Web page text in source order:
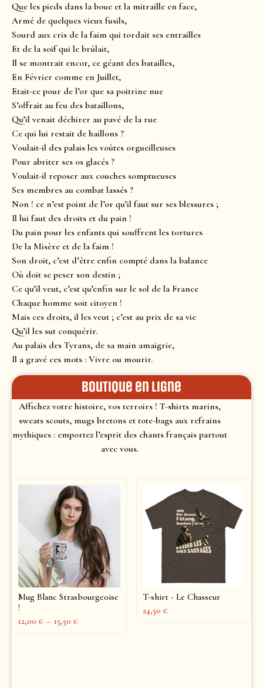
Que les pieds dans la boue et la mitraille en face,
Armé de quelques vieux fusils,
Sourd aux cris de la faim qui tordait ses entrailles
Et de la soif qui le brûlait,
Il se montrait encor, ce géant des batailles,
En Février comme en Juillet,
Etait-ce pour de l’or que sa poitrine nue
S’offrait au feu des bataillons,
Qu’il venait déchirer au pavé de la rue
Ce qui lui restait de haillons ?
Voulait-il des palais les voûtes orgueilleuses
Pour abriter ses os glacés ?
Voulait-il reposer aux couches somptueuses
Ses membres au combat lassés ?
Non ! ce n’est point de l’or qu’il faut sur ses blessures ;
Il lui faut des droits et du pain !
Du pain pour les enfants qui souffrent les tortures
De la Misère et de la faim !
Son droit, c’est d’être enfin compté dans la balance
Où doit se peser son destin ;
Ce qu’il veut, c’est qu’enfin sur le sol de la France
Chaque homme soit citoyen !
Mais ces droits, il les veut ; c’est au prix de sa vie
Qu’il les sut conquérir.
Au palais des Tyrans, de sa main amaigrie,
Il a gravé ces mots : Vivre ou mourir.
Boutique en ligne
Affichez votre histoire, vos terroirs ! T-shirts marins,
sweats scouts, mugs bretons et tote-bags aux refrains
mythiques : emportez l’esprit des chants français partout
avec vous.
Mug Blanc Strasbourgeoise
!
12,00 € – 15,50 €
T-shirt - Le Chasseur
24,50 €